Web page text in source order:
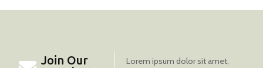
Join Our
Lorem ipsum dolor sit amet,